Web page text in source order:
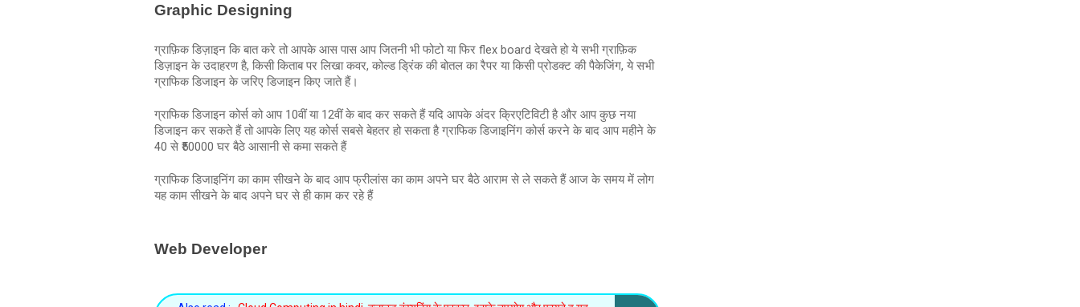
Graphic Designing
ग्राफ़िक डिज़ाइन कि बात करे तो आपके आस पास आप जितनी भी फोटो या फिर flex board देखते हो ये सभी ग्राफ़िक
डिज़ाइन के उदाहरण है, किसी किताब पर लिखा कवर, कोल्ड ड्रिंक की बोतल का रैपर या किसी प्रोडक्ट की पैकेजिंग, ये सभी
ग्राफिक डिजाइन के जरिए डिजाइन किए जाते हैं।
ग्राफिक डिजाइन कोर्स को आप 10वीं या 12वीं के बाद कर सकते हैं यदि आपके अंदर क्रिएटिविटी है और आप कुछ नया
डिजाइन कर सकते हैं तो आपके लिए यह कोर्स सबसे बेहतर हो सकता है ग्राफिक डिजाइनिंग कोर्स करने के बाद आप महीने के
40 से ₹50000 घर बैठे आसानी से कमा सकते हैं
ग्राफिक डिजाइनिंग का काम सीखने के बाद आप फ्रीलांस का काम अपने घर बैठे आराम से ले सकते हैं आज के समय में लोग
यह काम सीखने के बाद अपने घर से ही काम कर रहे हैं
Web Developer